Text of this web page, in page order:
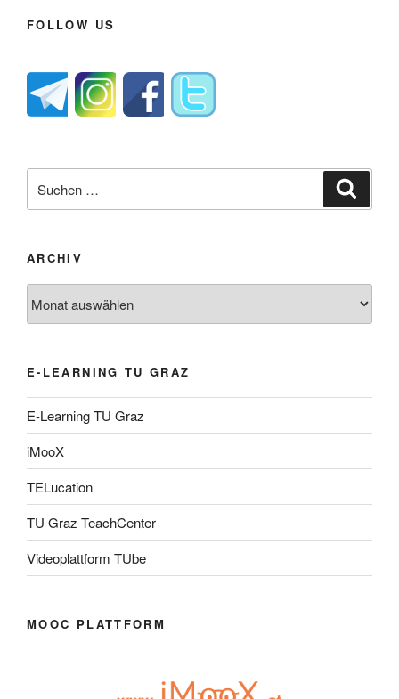
FOLLOW US
nach:
ARCHIV
E-LEARNING TU GRAZ
E-Learning TU Graz
iMooX
TELucation
TU Graz TeachCenter
Videoplattform TUbe
MOOC PLATTFORM